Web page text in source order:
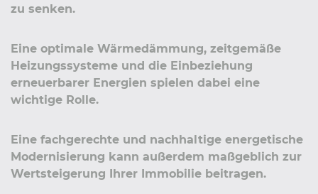
zu senken.
Eine optimale Wärmedämmung, zeitgemäße
Heizungssysteme und die Einbeziehung
erneuerbarer Energien spielen dabei eine
wichtige Rolle.
Eine fachgerechte und nachhaltige energetische
Modernisierung kann außerdem maßgeblich zur
Wertsteigerung Ihrer Immobilie beitragen.